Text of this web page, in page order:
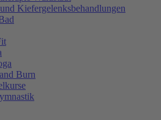
Kiefergelenksbehandlungen
Burn